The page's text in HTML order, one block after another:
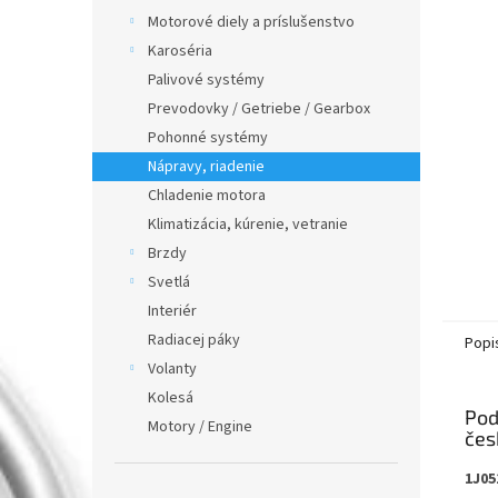
Motorové diely a príslušenstvo
Karoséria
Palivové systémy
Prevodovky / Getriebe / Gearbox
Pohonné systémy
Nápravy, riadenie
Chladenie motora
Klimatizácia, kúrenie, vetranie
Brzdy
Svetlá
Interiér
Radiacej páky
Volanty
Kolesá
Motory / Engine